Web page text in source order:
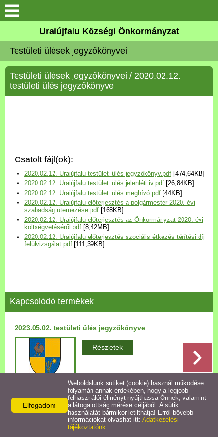
Köszöntő
Elérhetőségek
Uraiújfalu
Választási információk
Versenyképes Járások
Program
Települési Arculati
Kézikönyv
Bezerédj Amália Óvoda
Egyéb intézmények
Egyéb szolgáltatások
Egészségügyi ellátás
Uraiújfalu Sportegyesület
Uraiújfalu Községi Önkormányzat
Testületi ülések jegyzőkönyvei
Testületi ülések jegyzőkönyvei / 2020.02.12.
testületi ülés jegyzőkönyve
Csatolt fájl(ok):
2020.02.12. Uraiújfalu testületi ülés jegyzőkönyv.pdf [474,64KB]
2020.02.12. Uraiújfalu testületi ülés jelenléti iv.pdf [26,84KB]
2020.02.12. Uraiújfalu testületi ülés meghívó.pdf [44KB]
2020.02.12. Uraiújfalu előterjesztés a polgármester 2020. évi
szabadság ütemezése.pdf [168KB]
2020.02.12. Uraiújfalu előterjesztés az Önkormányzat 2020. évi
költségvetéséről.pdf [8,42MB]
2020.02.12. Uraiújfalu előterjesztés szociális étkezés térítési díj
felülvizsgálat.pdf [111,39KB]
Kapcsolódó termékek
2023.05.02. testületi ülés jegyzőkönyve
Részletek
Vissza az előző oldalra!
Elfogadom
Weboldalunk sütiket (cookie) használ működése
folyamán annak érdekében, hogy a legjobb
felhasználói élményt nyújthassa Önnek, valamint
a látogatottság mérése céljából. A sütik
használatát bármikor letilthatja! Erről bővebb
információkat olvashat itt: Adatkezelési
tájékoztatónk